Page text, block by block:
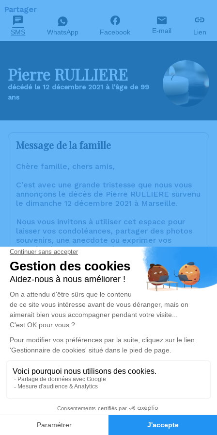
Faire-part Hommages
Partager
SMS WhatsApp Facebook E-mail Lien
Pierre RULLIERE
décédé le 12 décembre 2021 à l'âge de 99
ans
Message de la famille
Chère famille, chers amis,
C’est avec une grande tristesse que nous vous
annonçons le décès de Pierre RULLIERE survenu
le dimanche 12 décembre 2021 à Marseille.
Nous vous invitons à utiliser cet espace pour
laisser vos condoléances, partager des photos
souvenirs, une anecdote ou exprimer vos
pensées à travers des poèmes ou des textes.
Cet endroit est un lieu d'expression dédié à
honorer la mémoire de Pierre RULLIERE.
Un service de plantation d’arbre hommage est
disponible ici.
Cérémonie religieuse
Église Sainte-Marthe de Marseille
Plateau de l'Eglise
Je rends hommage